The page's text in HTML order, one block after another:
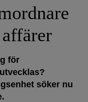
för
söker nu